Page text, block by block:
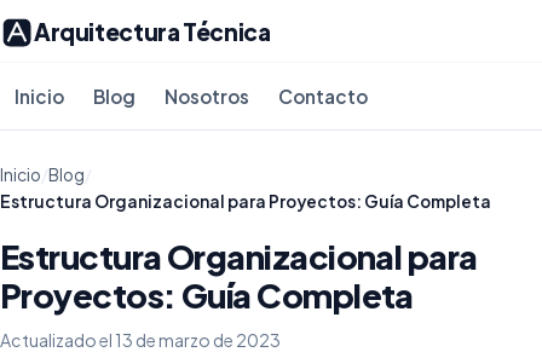
Arquitectura Técnica
Inicio Blog Nosotros Contacto
Inicio/Blog/
Estructura Organizacional para Proyectos: Guía Completa
Estructura Organizacional para
Proyectos: Guía Completa
Actualizado el 13 de marzo de 2023